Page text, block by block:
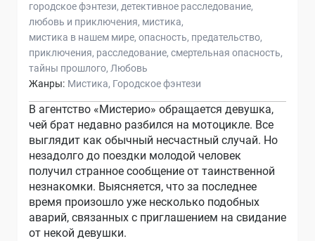
городское фэнтези детективное расследование
любовь и приключения мистика
мистика в нашем мире опасность предательство
приключения расследование смертельная опасность
тайны прошлого Любовь
Жанры: Мистика Городское фэнтези
В агентство «Мистерио» обращается девушка,
чей брат недавно разбился на мотоцикле. Все
выглядит как обычный несчастный случай. Но
незадолго до поездки молодой человек
получил странное сообщение от таинственной
незнакомки. Выясняется, что за последнее
время произошло уже несколько подобных
аварий, связанных с приглашением на свидание
от некой девушки.